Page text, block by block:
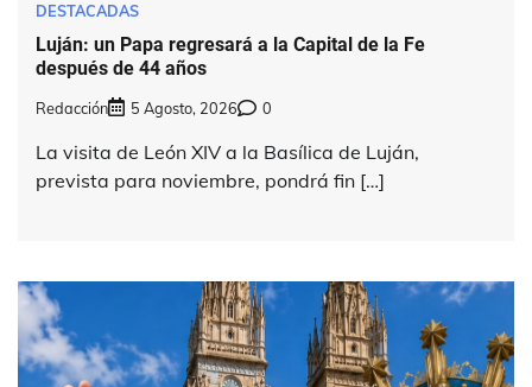
DESTACADAS
Luján: un Papa regresará a la Capital de la Fe
después de 44 años
Redacción 5 Agosto, 2026 0
La visita de León XIV a la Basílica de Luján,
prevista para noviembre, pondrá fin […]